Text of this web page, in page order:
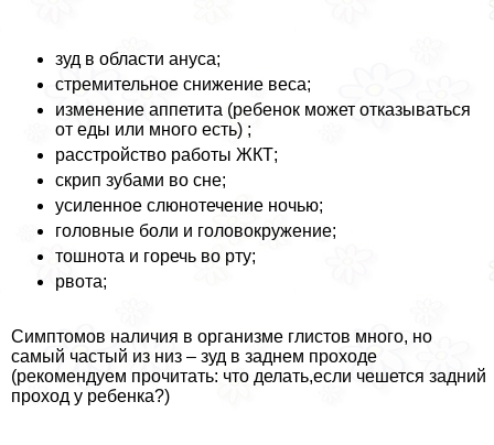
зуд в области aнycа;
стремительное снижение веса;
изменение аппетита (ребенок может отказываться
от еды или много есть) ;
расстройство работы ЖКТ;
скрип зубами во сне;
усиленное слюнотечение ночью;
головные боли и головокружение;
тошнота и горечь во рту;
рвота;
Симптомов наличия в организме глистов много, но
самый частый из низ – зуд в заднем проходе
(рекомендуем прочитать: что делать,если чешется задний
проход у ребенка?)